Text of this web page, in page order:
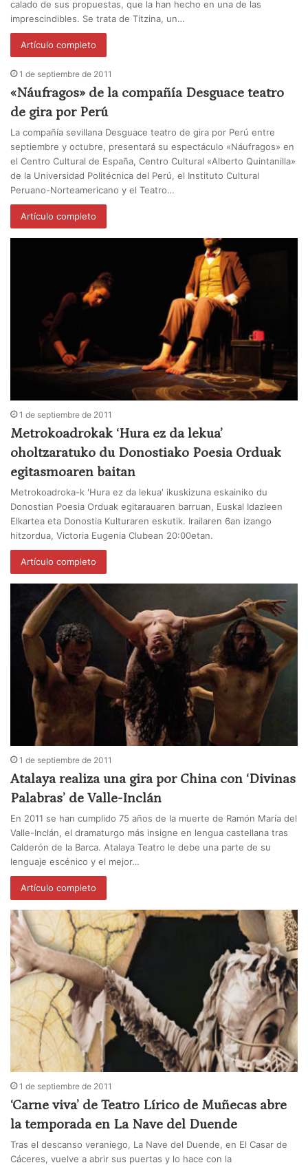
calado de sus propuestas, que la han hecho en una de las
imprescindibles. Se trata de Titzina, un…
Artículo completo
1 de septiembre de 2011
«Náufragos» de la compañía Desguace teatro
de gira por Perú
La compañía sevillana Desguace teatro de gira por Perú entre
septiembre y octubre, presentará su espectáculo «Náufragos» en
el Centro Cultural de España, Centro Cultural «Alberto Quintanilla»
de la Universidad Politécnica del Perú, el Instituto Cultural
Peruano-Norteamericano y el Teatro…
Artículo completo
1 de septiembre de 2011
Metrokoadrokak ‘Hura ez da lekua’
oholtzaratuko du Donostiako Poesia Orduak
egitasmoaren baitan
Metrokoadroka-k 'Hura ez da lekua' ikuskizuna eskainiko du
Donostian Poesia Orduak egitarauaren barruan, Euskal Idazleen
Elkartea eta Donostia Kulturaren eskutik. Irailaren 6an izango
hitzordua, Victoria Eugenia Clubean 20:00etan.
Artículo completo
1 de septiembre de 2011
Atalaya realiza una gira por China con ‘Divinas
Palabras’ de Valle-Inclán
En 2011 se han cumplido 75 años de la muerte de Ramón María del
Valle-Inclán, el dramaturgo más insigne en lengua castellana tras
Calderón de la Barca. Atalaya Teatro le debe una parte de su
lenguaje escénico y el mejor…
Artículo completo
1 de septiembre de 2011
‘Carne viva’ de Teatro Lírico de Muñecas abre
la temporada en La Nave del Duende
Tras el descanso veraniego, La Nave del Duende, en El Casar de
Cáceres, vuelve a abrir sus puertas y lo hace con la